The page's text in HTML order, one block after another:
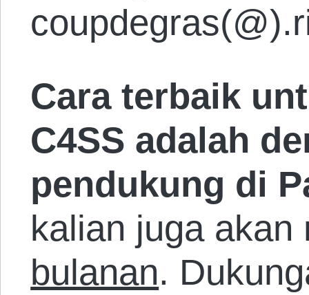
Cara terbaik
C4SS adalah
pendukung di
kalian juga
bulanan.